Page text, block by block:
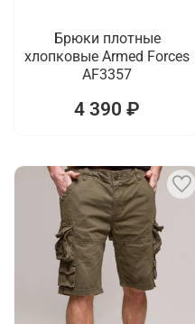
Брюки плотные
хлопковые Armed Forces
AF3357
4 390 ₽